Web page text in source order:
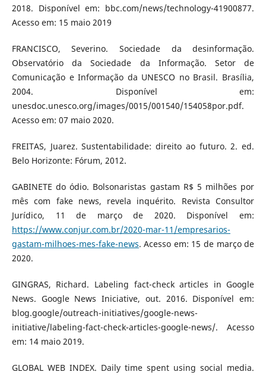
2018. Disponível em: bbc.com/news/technology-41900877.
Acesso em: 15 maio 2019
FRANCISCO, Severino. Sociedade da desinformação.
Observatório da Sociedade da Informação. Setor de
Comunicação e Informação da UNESCO no Brasil. Brasília,
2004. Disponível em:
unesdoc.unesco.org/images/0015/001540/154058por.pdf.
Acesso em: 07 maio 2020.
FREITAS, Juarez. Sustentabilidade: direito ao futuro. 2. ed.
Belo Horizonte: Fórum, 2012.
GABINETE do ódio. Bolsonaristas gastam R$ 5 milhões por
mês com fake news, revela inquérito. Revista Consultor
Jurídico, 11 de março de 2020. Disponível em:
https://www.conjur.com.br/2020-mar-11/empresarios-
gastam-milhoes-mes-fake-news. Acesso em: 15 de março de
2020.
GINGRAS, Richard. Labeling fact-check articles in Google
News. Google News Iniciative, out. 2016. Disponível em:
blog.google/outreach-initiatives/google-news-
initiative/labeling-fact-check-articles-google-news/. Acesso
em: 14 maio 2019.
GLOBAL WEB INDEX. Daily time spent using social media.